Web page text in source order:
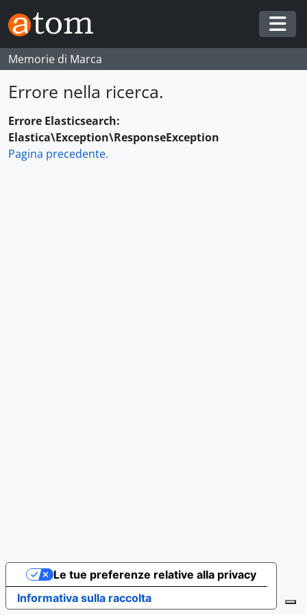
Skip to main content
Memorie di Marca
Errore nella ricerca.
Errore Elasticsearch:
Elastica\Exception\ResponseException
Pagina precedente.
Informativa sulla raccolta
Le tue preferenze relative alla privacy